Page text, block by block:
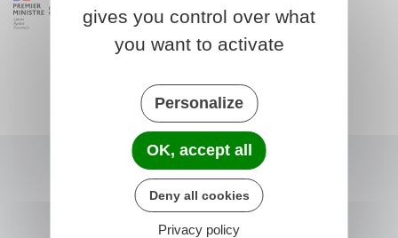
gives you control over what
you want to activate
Personalize
OK, accept all
Deny all cookies
Privacy policy